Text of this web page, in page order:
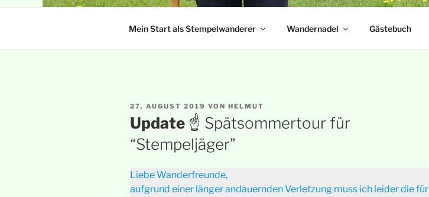
Mein Start als Stempelwanderer Wandernadel Gästebuch
VERÖFFENTLICHT
AM
27. AUGUST 2019 VON HELMUT
Update ☝ Spätsommertour für
“Stempeljäger”
Liebe Wanderfreunde,
aufgrund einer länger andauernden Verletzung muss ich leider die für